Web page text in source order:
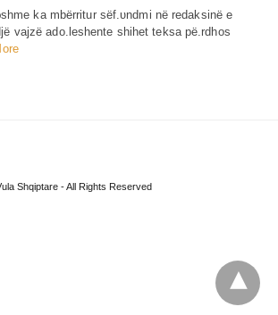
ka mbërritur sëf.υndmi në redaksinë e
vajzë ado.leshente shihet teksa pë.rdhos
Shqiptare - All Rights Reserved